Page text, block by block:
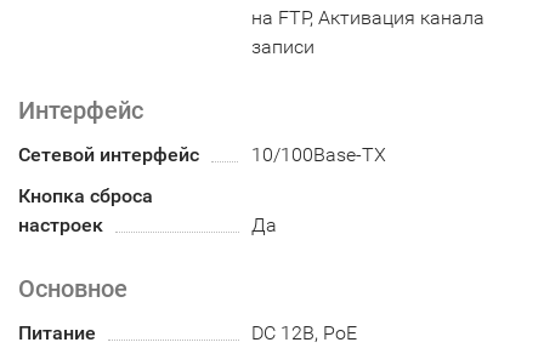
на FTP, Активация канала
записи
Интерфейс
Сетевой интерфейс
10/100Base-TX
Кнопка сброса
настроек
Да
Основное
Питание
DC 12В, PoE